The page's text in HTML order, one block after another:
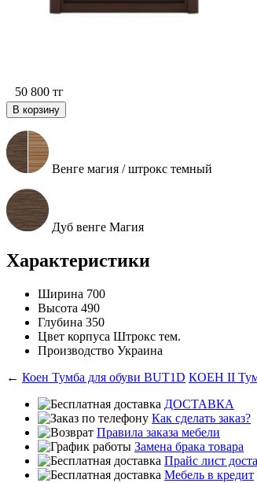
50 800 тг
В корзину
Венге магия / штрокс темный
Дуб венге Магия
Характеристики
Ширина 700
Высота 490
Глубина 350
Цвет корпуса Штрокс тем.
Производство Украина
← Коен Тумба для обуви BUT1D КОЕН ІІ
ДОСТАВКА
Как сделать заказ?
Правила заказа мебели
Замена брака товара
Прайс лист
Мебель в кредит